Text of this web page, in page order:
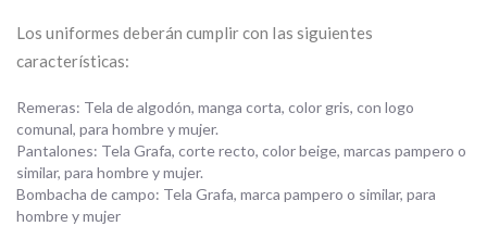
Los uniformes deberán cumplir con las siguientes
características:
Remeras: Tela de algodón, manga corta, color gris, con logo
comunal, para hombre y mujer.
Pantalones: Tela Grafa, corte recto, color beige, marcas pampero o
similar, para hombre y mujer.
Bombacha de campo: Tela Grafa, marca pampero o similar, para
hombre y mujer